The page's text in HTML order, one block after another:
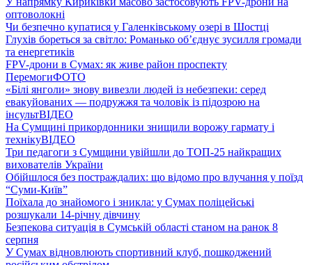
оптоволокні
Чи безпечно купатися у Галенківському озері в Шостці
Глухів бореться за світло: Романько об’єднує зусилля громади
та енергетиків
FPV-дрони в Сумах: як живе район проспекту
ПеремогиФОТО
«Білі янголи» знову вивезли людей із небезпеки: серед
евакуйованих — подружжя та чоловік із підозрою на
інсультВІДЕО
На Сумщині прикордонники знищили ворожу гармату і
технікуВІДЕО
Три педагоги з Сумщини увійшли до ТОП-25 найкращих
вихователів України
Обійшлося без постраждалих: що відомо про влучання у поїзд
“Суми-Київ”
Поїхала до знайомого і зникла: у Сумах поліцейські
розшукали 14-річну дівчину
Безпекова ситуація в Сумській області станом на ранок 8
серпня
У Сумах відновлюють спортивний клуб, пошкоджений